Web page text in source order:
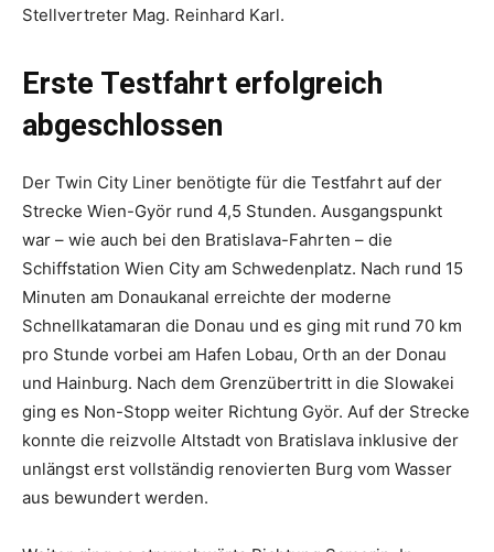
Stellvertreter Mag. Reinhard Karl.
Erste Testfahrt erfolgreich
abgeschlossen
Der Twin City Liner benötigte für die Testfahrt auf der
Strecke Wien-Györ rund 4,5 Stunden. Ausgangspunkt
war – wie auch bei den Bratislava-Fahrten – die
Schiffstation Wien City am Schwedenplatz. Nach rund 15
Minuten am Donaukanal erreichte der moderne
Schnellkatamaran die Donau und es ging mit rund 70 km
pro Stunde vorbei am Hafen Lobau, Orth an der Donau
und Hainburg. Nach dem Grenzübertritt in die Slowakei
ging es Non-Stopp weiter Richtung Györ. Auf der Strecke
konnte die reizvolle Altstadt von Bratislava inklusive der
unlängst erst vollständig renovierten Burg vom Wasser
aus bewundert werden.